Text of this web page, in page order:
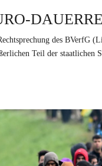
des BVerfG
Teil der